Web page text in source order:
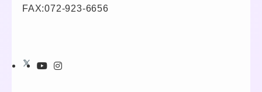
FAX:072-923-6656